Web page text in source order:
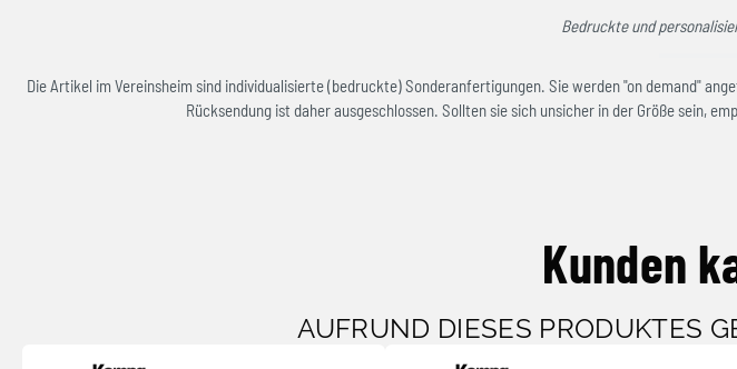
Bedruckte und
Die Artikel im Vereinsheim sind individualisierte (bedruckte) Sonderanfertigungen. Sie werden "on demand"
Rücksendung ist daher ausgeschlossen. Sollten sie sich unsicher in der Größe sein,
Kunden
AUFRUND DIESES PRODUKTES